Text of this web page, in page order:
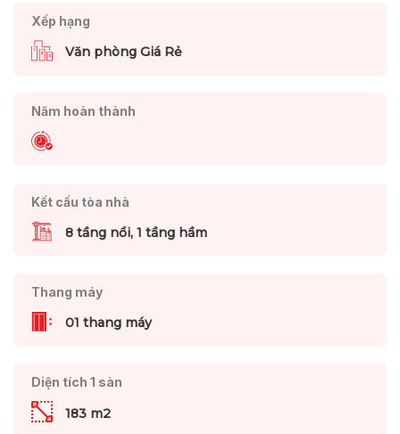
Xếp hạng
Văn phòng Giá Rẻ
Năm hoàn thành
Kết cấu tòa nhà
8 tầng nổi, 1 tầng hầm
Thang máy
01 thang máy
Diện tích 1 sàn
183 m2